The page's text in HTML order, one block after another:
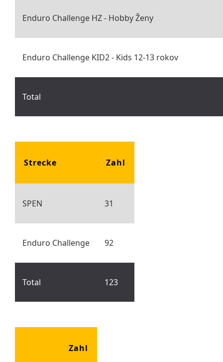
Enduro Challenge HZ - Hobby Ženy
Enduro Challenge KID2 - Kids 12-13 rokov
Total
Strecke Zahl
SPEN 31
Enduro Challenge 92
Total 123
Zahl